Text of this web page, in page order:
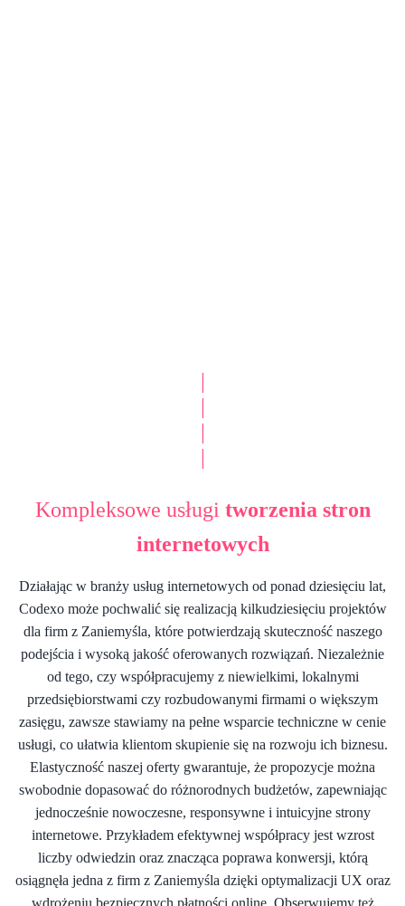
|
|
|
|
Kompleksowe usługi tworzenia stron
internetowych
Działając w branży usług internetowych od ponad dziesięciu lat,
Codexo może pochwalić się realizacją kilkudziesięciu projektów
dla firm z Zaniemyśla, które potwierdzają skuteczność naszego
podejścia i wysoką jakość oferowanych rozwiązań. Niezależnie
od tego, czy współpracujemy z niewielkimi, lokalnymi
przedsiębiorstwami czy rozbudowanymi firmami o większym
zasięgu, zawsze stawiamy na pełne wsparcie techniczne w cenie
usługi, co ułatwia klientom skupienie się na rozwoju ich biznesu.
Elastyczność naszej oferty gwarantuje, że propozycje można
swobodnie dopasować do różnorodnych budżetów, zapewniając
jednocześnie nowoczesne, responsywne i intuicyjne strony
internetowe. Przykładem efektywnej współpracy jest wzrost
liczby odwiedzin oraz znacząca poprawa konwersji, którą
osiągnęła jedna z firm z Zaniemyśla dzięki optymalizacji UX oraz
wdrożeniu bezpiecznych płatności online. Obserwujemy też